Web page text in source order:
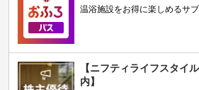
温浴施設をお得に楽しめるサ
【ニフティライフスタイ
内】